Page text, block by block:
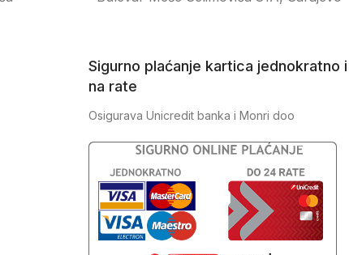
Sigurno plaćanje kartica jednokratno i
na rate
Osigurava Unicredit banka i Monri doo